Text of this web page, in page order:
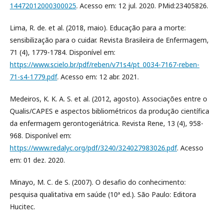
14472012000300025. Acesso em: 12 jul. 2020. PMid:23405826.
Lima, R. de. et al. (2018, maio). Educação para a morte:
sensibilização para o cuidar. Revista Brasileira de Enfermagem,
71 (4), 1779-1784. Disponível em:
https://www.scielo.br/pdf/reben/v71s4/pt_0034-7167-reben-
71-s4-1779.pdf. Acesso em: 12 abr. 2021.
Medeiros, K. K. A. S. et al. (2012, agosto). Associações entre o
Qualis/CAPES e aspectos bibliométricos da produção científica
da enfermagem gerontogeriátrica. Revista Rene, 13 (4), 958-
968. Disponível em:
https://www.redalyc.org/pdf/3240/324027983026.pdf. Acesso
em: 01 dez. 2020.
Minayo, M. C. de S. (2007). O desafio do conhecimento:
pesquisa qualitativa em saúde (10ª ed.). São Paulo: Editora
Hucitec.